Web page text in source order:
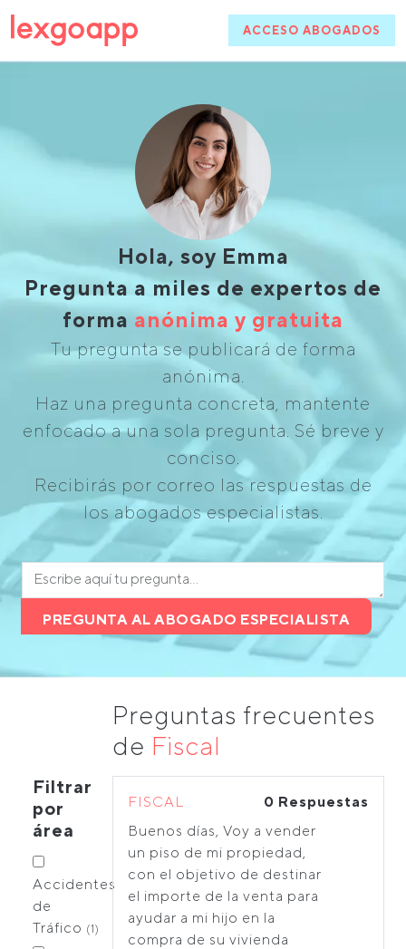
ACCESO ABOGADOS
Hola, soy Emma
Pregunta a miles de expertos de
forma anónima y gratuita
Tu pregunta se publicará de forma
anónima.
Haz una pregunta concreta, mantente
enfocado a una sola pregunta. Sé breve y
conciso.
Recibirás por correo las respuestas de
los abogados especialistas.
PREGUNTA AL ABOGADO ESPECIALISTA
Preguntas frecuentes
de Fiscal
Filtrar
por
área
Accidentes
de
Tráfico (1)
FISCAL
0 Respuestas
Buenos días, Voy a vender
un piso de mi propiedad,
con el objetivo de destinar
el importe de la venta para
ayudar a mi hijo en la
compra de su vivienda